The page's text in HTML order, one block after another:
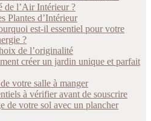
de l’Air Intérieur ?
Plantes d’Intérieur
est-il essentiel pour votre
?
de l’originalité
créer un jardin unique et parfait
votre salle à manger
à vérifier avant de souscrire
de votre sol avec un plancher